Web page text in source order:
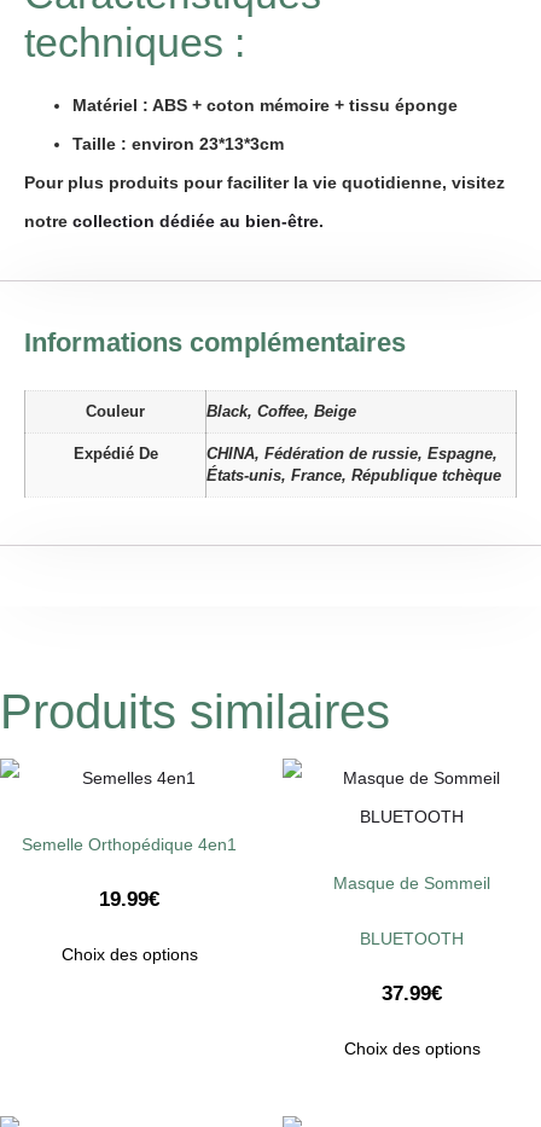
techniques :
Matériel : ABS + coton mémoire + tissu éponge
Taille : environ 23*13*3cm
Pour plus produits pour faciliter la vie quotidienne, visitez
notre collection dédiée au bien-être.
Informations complémentaires
Couleur Black, Coffee, Beige
Expédié De
CHINA, Fédération de russie, Espagne,
États-unis, France, République tchèque
Produits similaires
Semelle Orthopédique 4en1
19.99€
Choix des options
Masque de Sommeil
BLUETOOTH
37.99€
Choix des options